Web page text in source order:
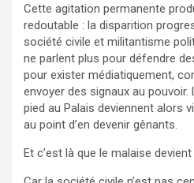
Cette agitation permanente
redoutable : la disparition
société civile et militantisme
ne parlent plus pour défendre
pour exister médiatiquement,
envoyer des signaux au
pied au Palais deviennent alors
au point d’en devenir gênants.
Et c’est là que le malaise